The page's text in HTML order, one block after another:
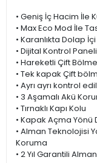
• Geniş İç Hacim İle
• Max Eco Mod İle
• Karanlıkta Dolap
• Dijital Kontrol Paneli
• Hareketli Çift Bölme
• Tek kapak Çift
• Ayrı ayrı kontrol
• 3 Aşamalı Akü
• Tırnaklı Kapı Kolu
• Kapak Açma
• Alman Teknolojisi
Koruma
• 2 Yıl Garantili